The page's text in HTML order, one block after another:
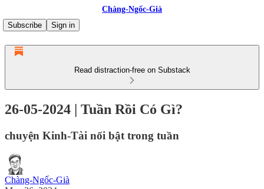
Chàng-Ngốc-Già
Subscribe
Sign in
Read distraction-free on Substack
26-05-2024 | Tuần Rồi Có Gì?
chuyện Kinh-Tài nổi bật trong tuần
Chàng-Ngốc-Già